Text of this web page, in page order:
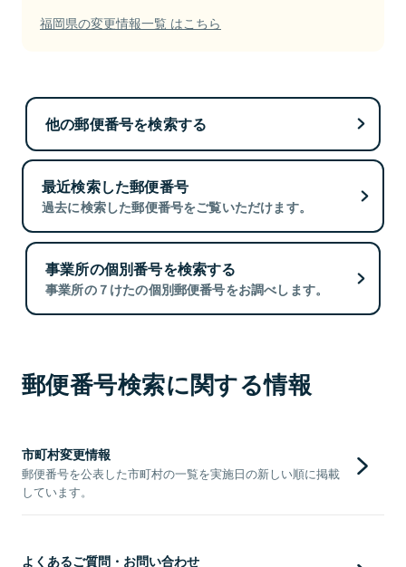
福岡県の変更情報一覧 はこちら
他の郵便番号を検索する
最近検索した郵便番号
過去に検索した郵便番号をご覧いただけます。
事業所の個別番号を検索する
事業所の７けたの個別郵便番号をお調べします。
郵便番号検索に関する情報
市町村変更情報
郵便番号を公表した市町村の一覧を実施日の新しい順に掲載
しています。
よくあるご質問・お問い合わせ